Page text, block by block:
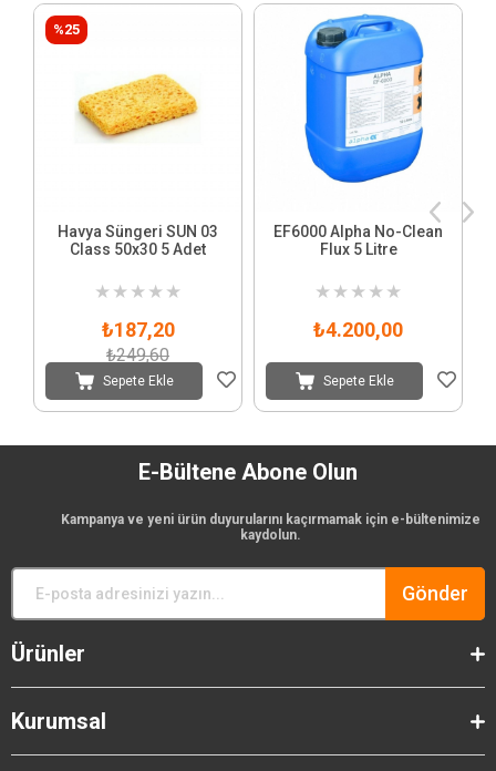
Havya Süngeri SUN 03
Class 50x30 5 Adet
★ ★ ★ ★ ★
₺187,20
₺249,60
Sepete Ekle
%25
EF6000 Alpha No-Clean
Flux 5 Litre
★ ★ ★ ★ ★
₺4.200,00
Sepete Ekle
E-Bültene Abone Olun
Kampanya ve yeni ürün duyurularını kaçırmamak için e-bültenimize
kaydolun.
Gönder
Ürünler
Kurumsal